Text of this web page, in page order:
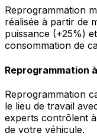
Reprogrammation
réalisée à partir de
puissance (+25%)
consommation de
Reprogrammation
Reprogrammation
le lieu de travail
experts contrôlent
de votre véhicule.